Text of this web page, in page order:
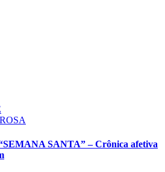
SANTA” – Crônica afetiva